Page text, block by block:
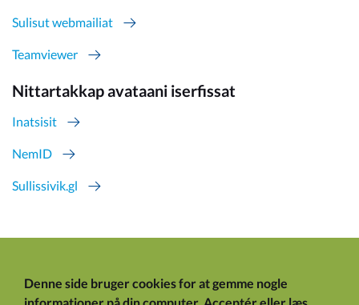
Sulisut webmailiat
Teamviewer
Nittartakkap avataani iserfissat
Inatsisit
NemID
Sullissivik.gl
Denne side bruger cookies for at gemme nogle